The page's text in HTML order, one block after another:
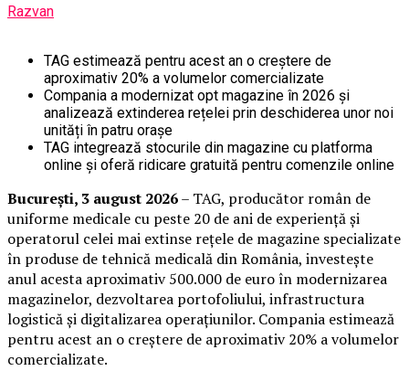
Razvan
TAG estimează pentru acest an o creștere de
aproximativ 20% a volumelor comercializate
Compania a modernizat opt magazine în 2026 și
analizează extinderea rețelei prin deschiderea unor noi
unități în patru orașe
TAG integrează stocurile din magazine cu platforma
online și oferă ridicare gratuită pentru comenzile online
București, 3 august 2026– TAG, producător român de
uniforme medicale cu peste 20 de ani de experiență și
operatorul celei mai extinse rețele de magazine specializate
în produse de tehnică medicală din România, investește
anul acesta aproximativ 500.000 de euro în modernizarea
magazinelor, dezvoltarea portofoliului, infrastructura
logistică și digitalizarea operațiunilor. Compania estimează
pentru acest an o creștere de aproximativ 20% a volumelor
comercializate.